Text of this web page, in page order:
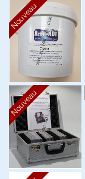
Nouveau
Nouveau